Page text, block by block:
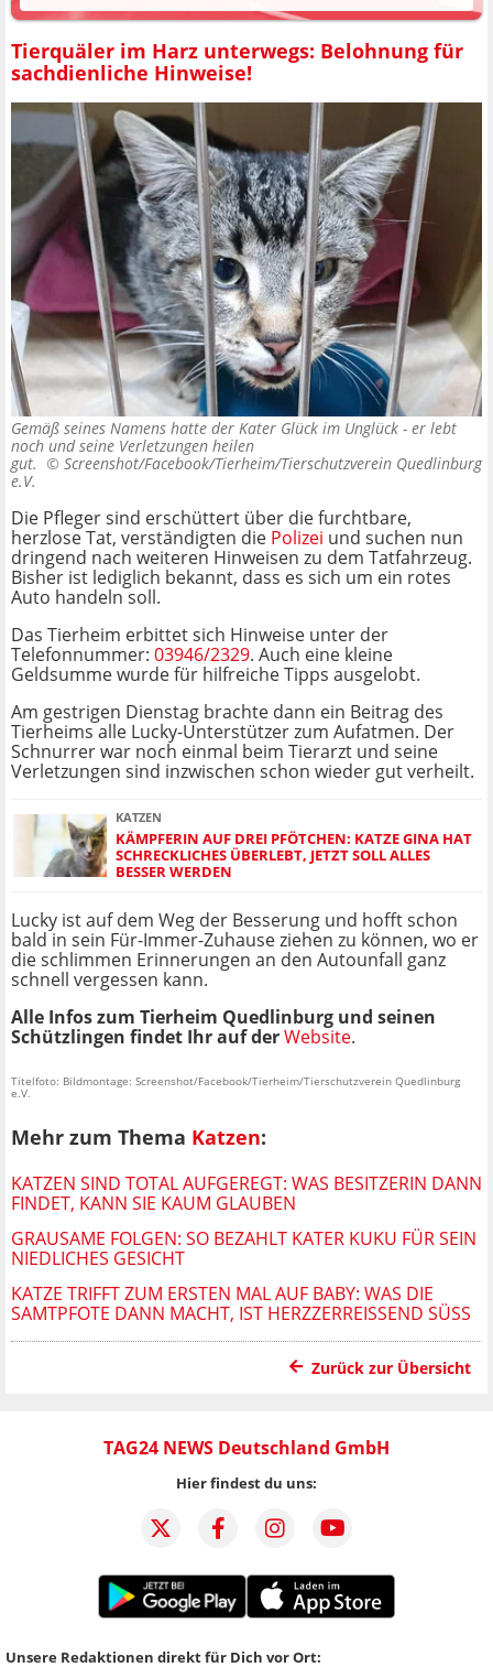
Tierquäler im Harz unterwegs: Belohnung für
sachdienliche Hinweise!
Gemäß seines Namens hatte der Kater Glück im Unglück - er lebt
noch und seine Verletzungen heilen
gut. © Screenshot/Facebook/Tierheim/Tierschutzverein Quedlinburg
e.V.
Die Pfleger sind erschüttert über die furchtbare,
herzlose Tat, verständigten die Polizei und suchen nun
dringend nach weiteren Hinweisen zu dem Tatfahrzeug.
Bisher ist lediglich bekannt, dass es sich um ein rotes
Auto handeln soll.
Das Tierheim erbittet sich Hinweise unter der
Telefonnummer: 03946/2329. Auch eine kleine
Geldsumme wurde für hilfreiche Tipps ausgelobt.
Am gestrigen Dienstag brachte dann ein Beitrag des
Tierheims alle Lucky-Unterstützer zum Aufatmen. Der
Schnurrer war noch einmal beim Tierarzt und seine
Verletzungen sind inzwischen schon wieder gut verheilt.
KATZEN
KÄMPFERIN AUF DREI PFÖTCHEN: KATZE GINA HAT
SCHRECKLICHES ÜBERLEBT, JETZT SOLL ALLES
BESSER WERDEN
Lucky ist auf dem Weg der Besserung und hofft schon
bald in sein Für-Immer-Zuhause ziehen zu können, wo er
die schlimmen Erinnerungen an den Autounfall ganz
schnell vergessen kann.
Alle Infos zum Tierheim Quedlinburg und seinen
Schützlingen findet Ihr auf derWebsite.
Titelfoto: Bildmontage: Screenshot/Facebook/Tierheim/Tierschutzverein Quedlinburg
e.V.
Mehr zum Thema Katzen:
KATZEN SIND TOTAL AUFGEREGT: WAS BESITZERIN DANN
FINDET, KANN SIE KAUM GLAUBEN
GRAUSAME FOLGEN: SO BEZAHLT KATER KUKU FÜR SEIN
NIEDLICHES GESICHT
KATZE TRIFFT ZUM ERSTEN MAL AUF BABY: WAS DIE
SAMTPFOTE DANN MACHT, IST HERZZERREISSEND SÜSS
Zurück zur Übersicht
TAG24 NEWS Deutschland GmbH
Hier findest du uns:
Unsere Redaktionen direkt für Dich vor Ort: